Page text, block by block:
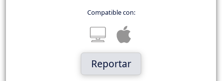
Compatible con:
Reportar